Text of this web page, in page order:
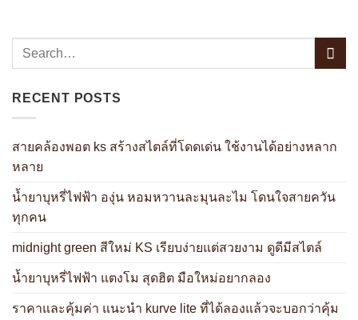
RECENT POSTS
สายคล้องพอต ks สร้างสไตล์ที่โดดเด่น ใช้งานได้อย่างหลาก
หลาย
น้ำยาบุหรี่ไฟฟ้า องุ่น หอมหวานละมุนละไม โดนใจสายควัน
ทุกคน
midnight green สีใหม่ KS เรียบง่ายแต่สวยงาม ดูดีมีสไตล์
น้ำยาบุหรี่ไฟฟ้า แตงโม สุดฮิต มือใหม่อยากลอง
ราคาและคุ้มค่า แนะนำ kurve lite ที่ได้ลองแล้วจะบอกว่าคุ้ม